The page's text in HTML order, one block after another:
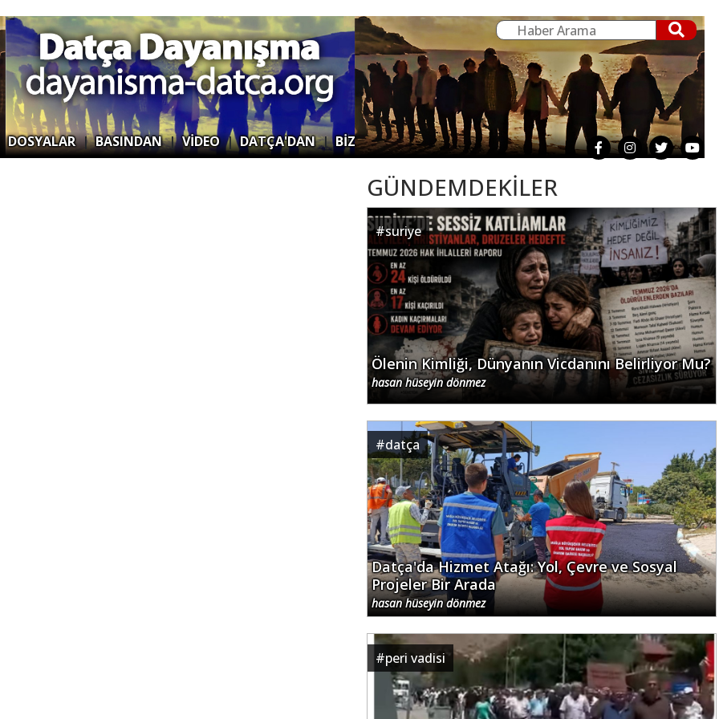
DOSYALAR|BASINDAN|VİDEO|DATÇA'DAN|BİZ
GÜNDEMDEKİLER
#suriye
Ölenin Kimliği, Dünyanın Vicdanını Belirliyor Mu?
hasan hüseyin dönmez
#datça
Datça'da Hizmet Atağı: Yol, Çevre ve Sosyal
Projeler Bir Arada
hasan hüseyin dönmez
#peri vadisi